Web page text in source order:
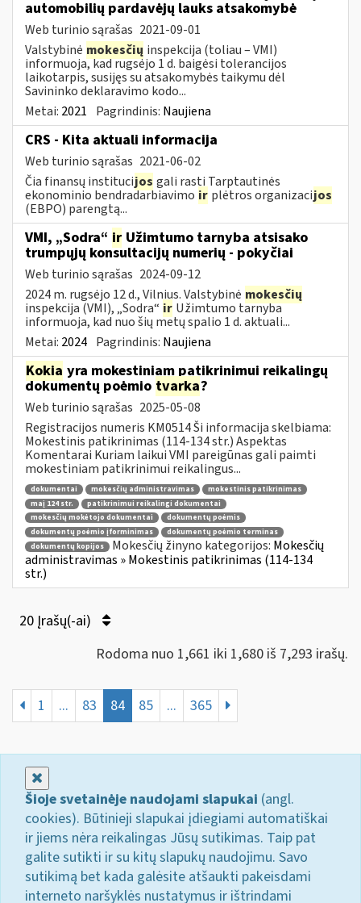
automobilių pardavėjų lauks atsakomybė
Web turinio sąrašas 2021-09-01
Valstybinė mokesčių inspekcija (toliau – VMI)
informuoja, kad rugsėjo 1 d. baigėsi tolerancijos
laikotarpis, susijęs su atsakomybės taikymu dėl
Savininko deklaravimo kodo...
Metai: 2021 Pagrindinis: Naujiena
CRS - Kita aktuali informacija
Web turinio sąrašas 2021-06-02
Čia finansų institucijos gali rasti Tarptautinės
ekonominio bendradarbiavimo ir plėtros organizacijos
(EBPO) parengtą...
VMI, „Sodra“ ir Užimtumo tarnyba atsisako
trumpųjų konsultacijų numerių - pokyčiai
Web turinio sąrašas 2024-09-12
2024 m. rugsėjo 12 d., Vilnius. Valstybinė mokesčių
inspekcija (VMI), „Sodra“ ir Užimtumo tarnyba
informuoja, kad nuo šių metų spalio 1 d. aktuali...
Metai: 2024 Pagrindinis: Naujiena
Kokia yra mokestiniam patikrinimui reikalingų
dokumentų poėmio tvarka?
Web turinio sąrašas 2025-05-08
Registracijos numeris KM0514 Ši informacija skelbiama:
Mokestinis patikrinimas (114-134 str.) Aspektas
Komentarai Kuriam laikui VMI pareigūnas gali paimti
mokestiniam patikrinimui reikalingus...
dokumentai mokesčių administravimas
mokestinis patikrinimas
maį 124 str.
patikrinimui reikalingi dokumentai
mokesčių mokėtojo dokumentai
dokumentų poėmis
dokumentų poėmio įforminimas
dokumentų poėmio terminas
dokumentų kopijos
Mokesčių žinyno kategorijos: Mokesčių
administravimas » Mokestinis patikrinimas (114-134
str.)
20 Įrašų(-ai)
Rodoma nuo 1,661 iki 1,680 iš 7,293 irašų.
1 ... 83 84 85 ... 365
Šioje svetainėje naudojami slapukai (angl.
cookies). Būtinieji slapukai įdiegiami automatiškai
ir jiems nėra reikalingas Jūsų sutikimas. Taip pat
galite sutikti ir su kitų slapukų naudojimu. Savo
sutikimą bet kada galėsite atšaukti pakeisdami
interneto naršyklės nustatymus ir ištrindami